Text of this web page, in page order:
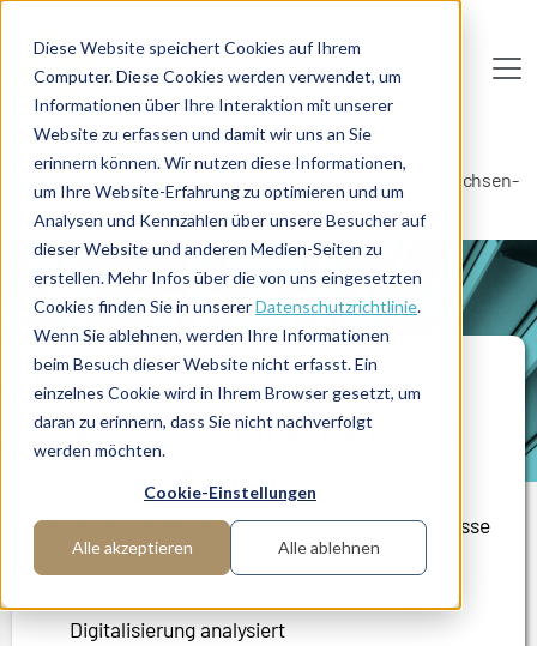
Diese Website speichert Cookies auf Ihrem
Computer. Diese Cookies werden verwendet, um
Informationen über Ihre Interaktion mit unserer
Website zu erfassen und damit wir uns an Sie
erinnern können. Wir nutzen diese Informationen,
um Ihre Website-Erfahrung zu optimieren und um
Analysen und Kennzahlen über unsere Besucher auf
dieser Website und anderen Medien-Seiten zu
erstellen. Mehr Infos über die von uns eingesetzten
Cookies finden Sie in unsererDatenschutzrichtlinie.
Wenn Sie ablehnen, werden Ihre Informationen
beim Besuch dieser Website nicht erfasst. Ein
einzelnes Cookie wird in Ihrem Browser gesetzt, um
daran zu erinnern, dass Sie nicht nachverfolgt
werden möchten.
Cookie-Einstellungen
Alle akzeptieren Alle ablehnen
Deutsc he InterimAG
Home Informationstechnologie
IT-Infrastruktur
Interim-CDO für eine gesetzliche Krankenkasse in Sachsen-
Anhalt
PROJEKTBERICHT
Interim-CDO für eine
gesetzliche Krankenkasse in
Sachsen-Anhalt
Interim-CDO für eine gesetzliche Krankenkasse
in Sachsen-Anhalt
Digitalisierung analysiert